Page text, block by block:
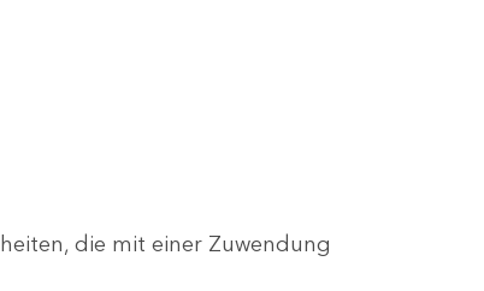
die mit einer Zuwendung